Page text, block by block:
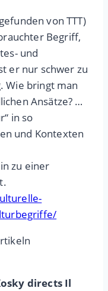
von TTT)
Begriff,
und
er nur schwer zu
Wie bringt man
Ansätze? …
in so
und Kontexten
zu einer
directs Il